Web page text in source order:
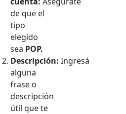
de que el
tipo
elegido
sea POP.
Descripción: Ingresá
alguna
frase o
descripción
útil que te